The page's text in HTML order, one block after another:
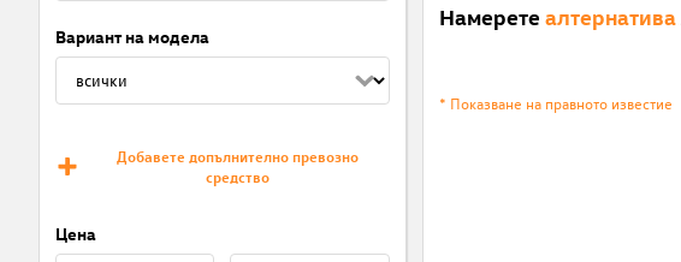
Вариант на модела
Добавете допълнително превозно
средство
Цена
Намерете алтернатива
* Показване на правното известие